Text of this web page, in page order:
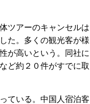
ツアーのキャンセルは
た。多くの観光客が様
が高いという。同社に
ど約２０件がすでに取
ている。中国人宿泊客